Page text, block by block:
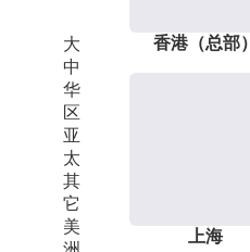
大
中
华
区
亚
太
其
它
美
香港（总部）
上海